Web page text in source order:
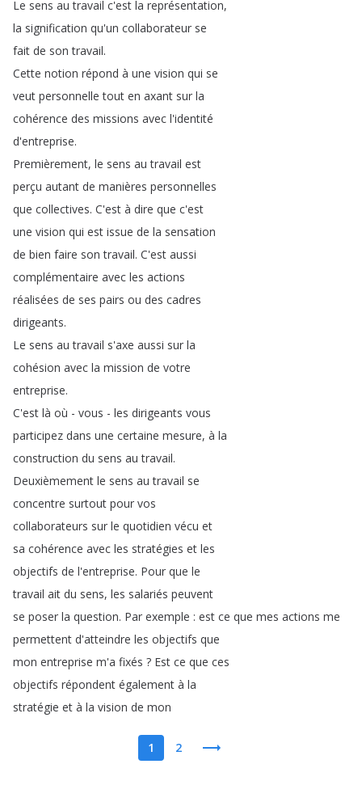
Le sens au travail c'est la représentation,
la signification qu'un collaborateur se
fait de son travail.
Cette notion répond à une vision qui se
veut personnelle tout en axant sur la
cohérence des missions avec l'identité
d'entreprise.
Premièrement, le sens au travail est
perçu autant de manières personnelles
que collectives. C'est à dire que c'est
une vision qui est issue de la sensation
de bien faire son travail. C'est aussi
complémentaire avec les actions
réalisées de ses pairs ou des cadres
dirigeants.
Le sens au travail s'axe aussi sur la
cohésion avec la mission de votre
entreprise.
C'est là où - vous - les dirigeants vous
participez dans une certaine mesure, à la
construction du sens au travail.
Deuxièmement le sens au travail se
concentre surtout pour vos
collaborateurs sur le quotidien vécu et
sa cohérence avec les stratégies et les
objectifs de l'entreprise. Pour que le
travail ait du sens, les salariés peuvent
se poser la question. Par exemple : est ce que mes actions me
permettent d'atteindre les objectifs que
mon entreprise m'a fixés ? Est ce que ces
objectifs répondent également à la
stratégie et à la vision de mon
1 2